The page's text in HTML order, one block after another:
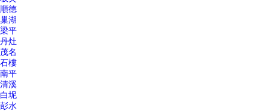
順德
巢湖
梁平
丹灶
茂名
石樓
南平
清溪
白坭
彭水